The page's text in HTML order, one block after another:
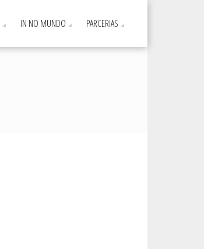
IN NO MUNDO PARCERIAS